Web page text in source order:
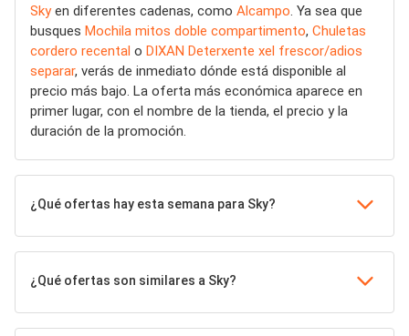
Skyen diferentes cadenas, como Alcampo. Ya sea que
busques Mochila mitos doble compartimento, Chuletas
cordero recental o DIXAN Deterxente xel frescor/adios
separar, verás de inmediato dónde está disponible al
precio más bajo. La oferta más económica aparece en
primer lugar, con el nombre de la tienda, el precio y la
duración de la promoción.
¿Qué ofertas hay esta semana para Sky?
¿Qué ofertas son similares a Sky?